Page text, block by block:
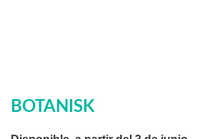
BOTANISK